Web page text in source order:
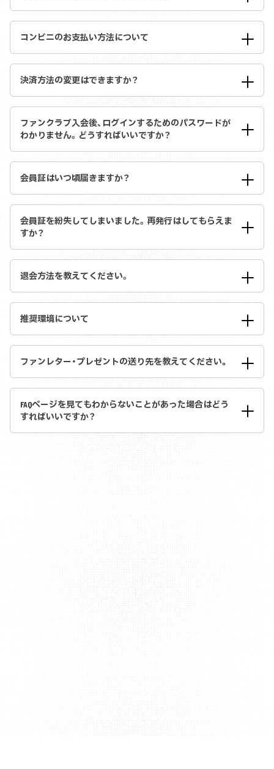
コンビニのお支払い方法について
決済方法の変更はできますか？
ファンクラブ入会後、ログインするためのパスワードが
わかりません。どうすればいいですか？
会員証はいつ頃届きますか？
会員証を紛失してしまいました。再発行はしてもらえま
すか？
退会方法を教えてください。
推奨環境について
ファンレター・プレゼントの送り先を教えてください｡
FAQページを見てもわからないことがあった場合はどう
すればいいですか？